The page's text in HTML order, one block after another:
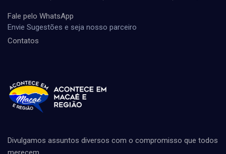
Fale pelo WhatsApp
Envie Sugestões e seja nosso parceiro
Contatos
Divulgamos assuntos diversos com o compromisso que todos